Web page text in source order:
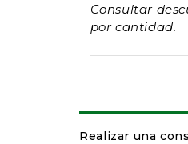
Consultar
por cantidad.
Realizar una